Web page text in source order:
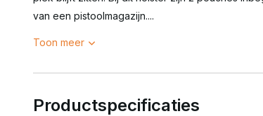
van een pistoolmagazijn....
Toon meer
Productspecificaties